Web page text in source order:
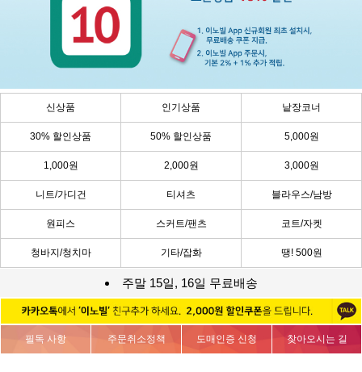
신상품 인기상품 낱장코너
30% 할인상품 50% 할인상품 5,000원
1,000원 2,000원 3,000원
니트/가디건 티셔츠 블라우스/남방
원피스 스커트/팬츠 코트/자켓
청바지/청치마 기타/잡화 땡! 500원
주말 15일, 16일 무료배송
필독 사항 주문취소정책 도매인증 신청 찾아오시는 길